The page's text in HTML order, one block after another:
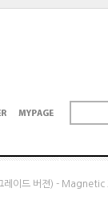
레이드 버젼) -